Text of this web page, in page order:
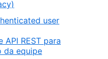
user
REST para
da equipe